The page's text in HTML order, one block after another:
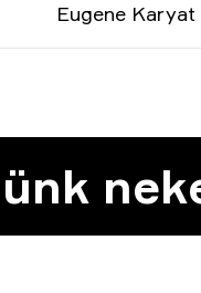
Eugene Karyat